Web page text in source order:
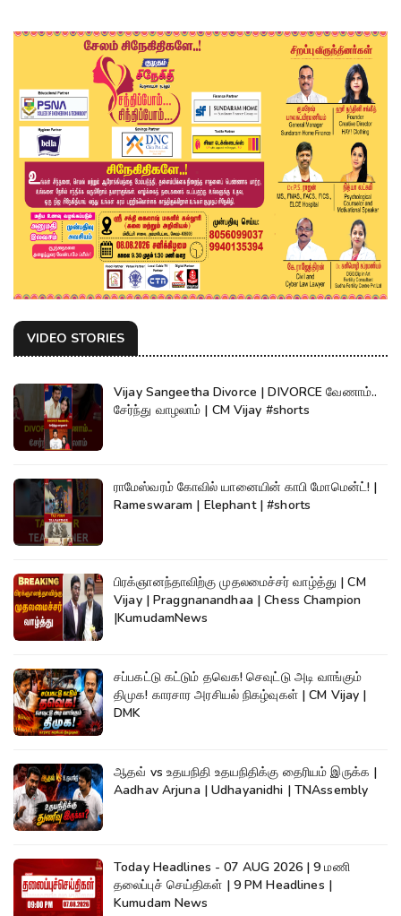
VIDEO STORIES
Vijay Sangeetha Divorce | DIVORCE வேணாம்..
சேர்ந்து வாழலாம் | CM Vijay #shorts
ராமேஸ்வரம் கோவில் யானையின் காபி மோமென்ட்! |
Rameswaram | Elephant | #shorts
பிரக்ஞானந்தாவிற்கு முதலமைச்சர் வாழ்த்து | CM
Vijay | Praggnanandhaa | Chess Champion
|KumudamNews
சப்பகட்டு கட்டும் தவெக! செவுட்டு அடி வாங்கும்
திமுக! காரசார அரசியல் நிகழ்வுகள் | CM Vijay |
DMK
ஆதவ் vs உதயநிதி உதயநிதிக்கு தைரியம் இருக்க |
Aadhav Arjuna | Udhayanidhi | TNAssembly
Today Headlines - 07 AUG 2026 | 9 மணி
தலைப்புச் செய்திகள் | 9 PM Headlines |
Kumudam News